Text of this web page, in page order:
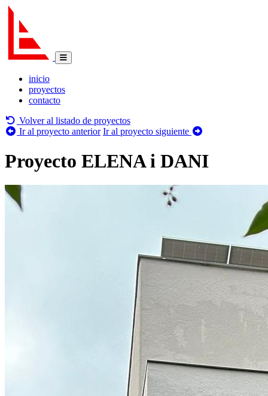
inicio
proyectos
contacto
Volver al listado de proyectos
Ir al proyecto anterior Ir al proyecto siguiente
Proyecto ELENA i DANI